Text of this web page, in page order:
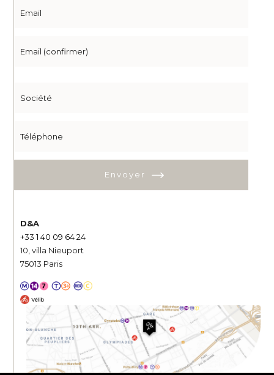
Envoyer
D&A
+33 1 40 09 64 24
10, villa Nieuport
75013 Paris